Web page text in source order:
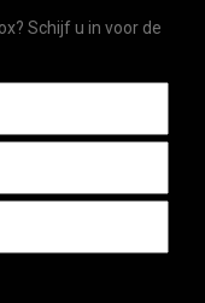
Schijf u in voor de